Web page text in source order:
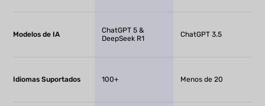
Modelos de IA
ChatGPT 5 &
DeepSeek R1
ChatGPT 3.5
Idiomas Suportados 100+ Menos de 20